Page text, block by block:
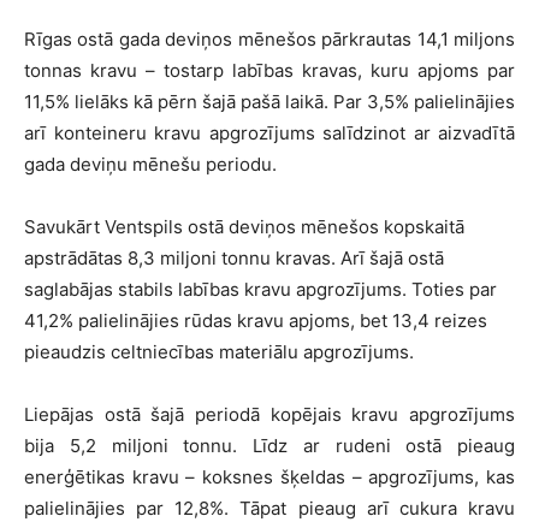
Rīgas ostā gada deviņos mēnešos pārkrautas 14,1 miljons
tonnas kravu – tostarp labības kravas, kuru apjoms par
11,5% lielāks kā pērn šajā pašā laikā. Par 3,5% palielinājies
arī konteineru kravu apgrozījums salīdzinot ar aizvadītā
gada deviņu mēnešu periodu.
Savukārt Ventspils ostā deviņos mēnešos kopskaitā
apstrādātas 8,3 miljoni tonnu kravas. Arī šajā ostā
saglabājas stabils labības kravu apgrozījums. Toties par
41,2% palielinājies rūdas kravu apjoms, bet 13,4 reizes
pieaudzis celtniecības materiālu apgrozījums.
Liepājas ostā šajā periodā kopējais kravu apgrozījums
bija 5,2 miljoni tonnu. Līdz ar rudeni ostā pieaug
enerģētikas kravu – koksnes šķeldas – apgrozījums, kas
palielinājies par 12,8%. Tāpat pieaug arī cukura kravu